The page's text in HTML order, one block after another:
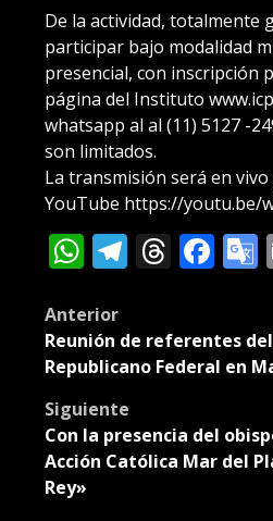
De la actividad, totalmente
participar bajo modalidad
presencial, con inscripción
página del Instituto
whatsapp al al (11) 5127 -
son limitados.
La transmisión será en
YouTube https://youtu.be/
WhatsApp
Post
navigation
Anterior
Reunión de referentes
Republicano Federal en
Siguiente
Con la presencia del
Acción Católica Mar del
Rey»